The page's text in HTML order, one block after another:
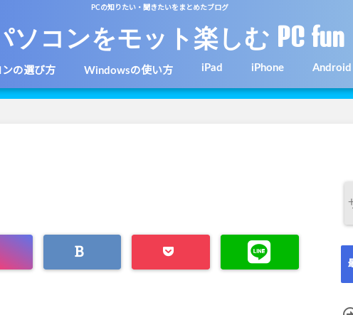
PCの知りたい・聞きたいをまとめたブログ
ソコンをモット楽しむ PC fun
の選び方 Windowsの使い方 iPad iPhone Android